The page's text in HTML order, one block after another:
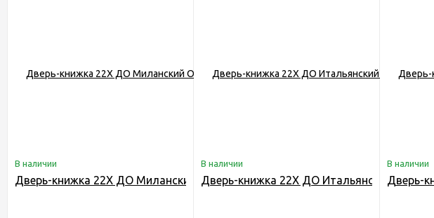
В наличии
Дверь-книжка 22Х ДО Миланский Орех
В наличии
Дверь-книжка 22Х ДО Итальянский Орех
В наличии
Дверь-